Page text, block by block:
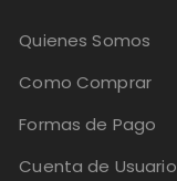
Quienes Somos
Como Comprar
Formas de Pago
Cuenta de Usuario